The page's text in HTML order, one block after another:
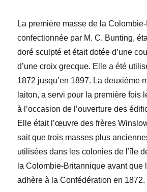
La première masse de la
confectionnée par M. C. Bunting,
doré sculpté et était dotée d’une
d’une croix grecque. Elle a été
1872 jusqu’en 1897. La deuxième
laiton, a servi pour la première fois
à l’occasion de l’ouverture des
Elle était l’œuvre des frères
sait que trois masses plus
utilisées dans les colonies de l’île
la Colombie-Britannique avant que
adhère à la Confédération en 1872.